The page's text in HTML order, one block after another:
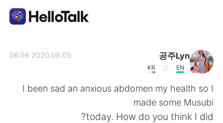
공주Lyn
EN
KR
2020.08.05 06:56
I been sad an anxious abdomen my health so I
made some Musubi
today. How do you think I did?